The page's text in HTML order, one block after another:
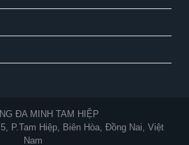
ĐA MINH TAM HIỆP
P.Tam Hiệp, Biên Hòa, Đồng Nai, Việt
Nam